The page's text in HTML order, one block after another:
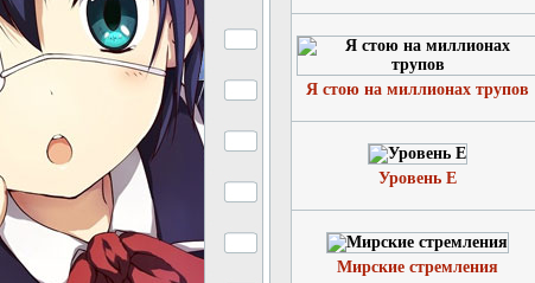
Я стою на миллионах трупов
Уровень Е
Мирские стремления